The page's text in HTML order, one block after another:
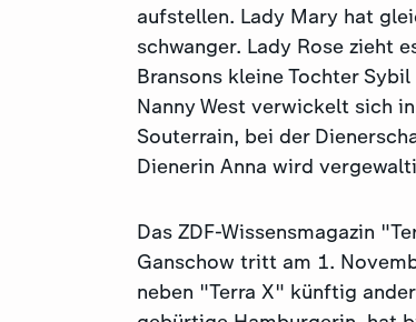
aufstellen. Lady Mary hat
schwanger. Lady Rose zieht
Bransons kleine Tochter
Nanny West verwickelt sich
Souterrain, bei der
Dienerin Anna wird
Das ZDF-Wissensmagazin
Ganschow tritt am 1.
neben "Terra X" künftig